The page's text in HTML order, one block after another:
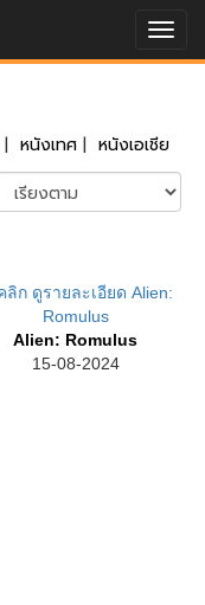
| หนังเทศ | หนังเอเชีย
Alien: Romulus
15-08-2024